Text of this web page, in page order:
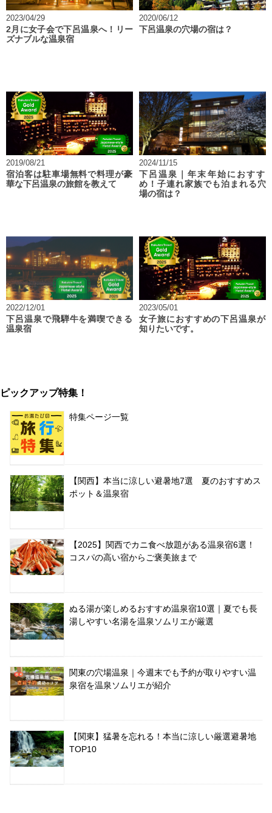
2023/04/29
2月に女子会で下呂温泉へ！リー
ズナブルな温泉宿
2020/06/12
下呂温泉の穴場の宿は？
2019/08/21
宿泊客は駐車場無料で料理が豪
華な下呂温泉の旅館を教えて
2024/11/15
下呂温泉｜年末年始におすす
め！子連れ家族でも泊まれる穴
場の宿は？
2022/12/01
下呂温泉で飛騨牛を満喫できる
温泉宿
2023/05/01
女子旅におすすめの下呂温泉が
知りたいです。
ピックアップ特集！
特集ページ一覧
【関西】本当に涼しい避暑地7選 夏のおすすめス
ポット＆温泉宿
【2025】関西でカニ食べ放題がある温泉宿6選！
コスパの高い宿からご褒美旅まで
ぬる湯が楽しめるおすすめ温泉宿10選｜夏でも長
湯しやすい名湯を温泉ソムリエが厳選
関東の穴場温泉｜今週末でも予約が取りやすい温
泉宿を温泉ソムリエが紹介
【関東】猛暑を忘れる！本当に涼しい厳選避暑地
TOP10